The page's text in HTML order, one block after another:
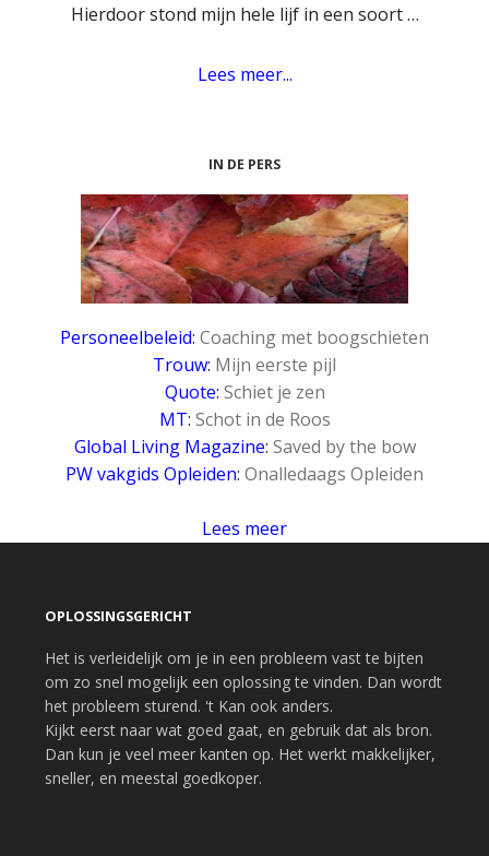
Hierdoor stond mijn hele lijf in een soort …
Lees meer...
IN DE PERS
Personeelbeleid: Coaching met boogschieten
Trouw: Mijn eerste pijl
Quote: Schiet je zen
MT: Schot in de Roos
Global Living Magazine: Saved by the bow
PW vakgids Opleiden: Onalledaags Opleiden
Lees meer
OPLOSSINGSGERICHT
Het is verleidelijk om je in een probleem vast te bijten
om zo snel mogelijk een oplossing te vinden. Dan wordt
het probleem sturend. 't Kan ook anders.
Kijkt eerst naar wat goed gaat, en gebruik dat als bron.
Dan kun je veel meer kanten op. Het werkt makkelijker,
sneller, en meestal goedkoper.